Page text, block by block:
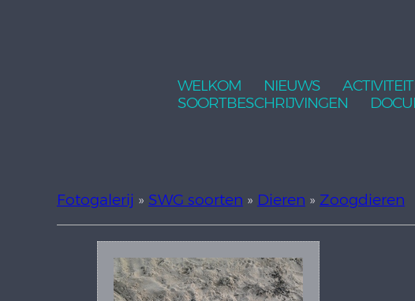
WELKOM NIEUWS
SOORTBESCHRIJVINGEN
Fotogalerij » SWG soorten » Dieren » Zoogdieren